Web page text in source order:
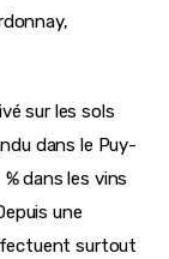
sur les sols
dans le Puy-
dans les vins
une
surtout